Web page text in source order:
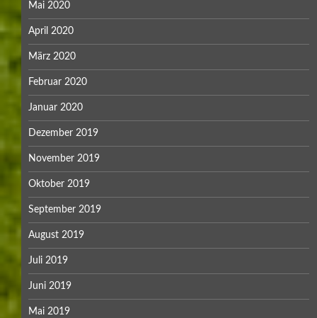
Mai 2020
April 2020
März 2020
Februar 2020
Januar 2020
Dezember 2019
November 2019
Oktober 2019
September 2019
August 2019
Juli 2019
Juni 2019
Mai 2019